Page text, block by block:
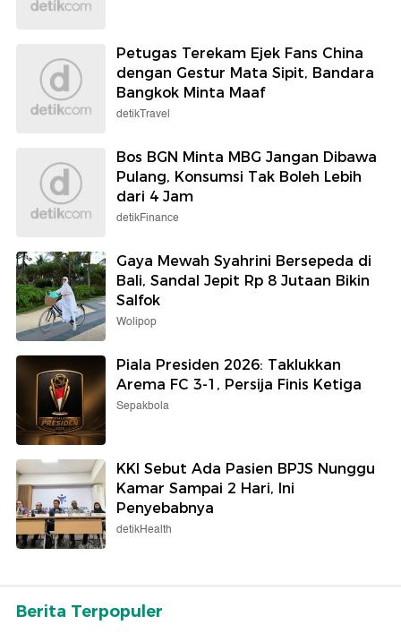
Petugas Terekam Ejek Fans China
dengan Gestur Mata Sipit, Bandara
Bangkok Minta Maaf
detikTravel
Bos BGN Minta MBG Jangan Dibawa
Pulang, Konsumsi Tak Boleh Lebih
dari 4 Jam
detikFinance
Gaya Mewah Syahrini Bersepeda di
Bali, Sandal Jepit Rp 8 Jutaan Bikin
Salfok
Wolipop
Piala Presiden 2026: Taklukkan
Arema FC 3-1, Persija Finis Ketiga
Sepakbola
KKI Sebut Ada Pasien BPJS Nunggu
Kamar Sampai 2 Hari, Ini
Penyebabnya
detikHealth
Berita Terpopuler